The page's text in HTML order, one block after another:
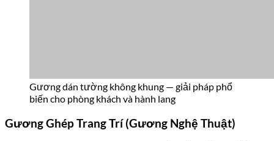
Gương dán tường không khung — giải pháp phổ
biến cho phòng khách và hành lang
Gương Ghép Trang Trí (Gương Nghệ Thuật)